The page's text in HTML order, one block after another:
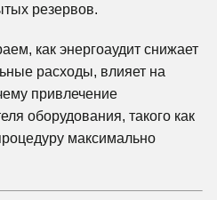
резервов.
как энергоаудит снижает
расходы, влияет на
привлечение
оборудования, такого как
максимально